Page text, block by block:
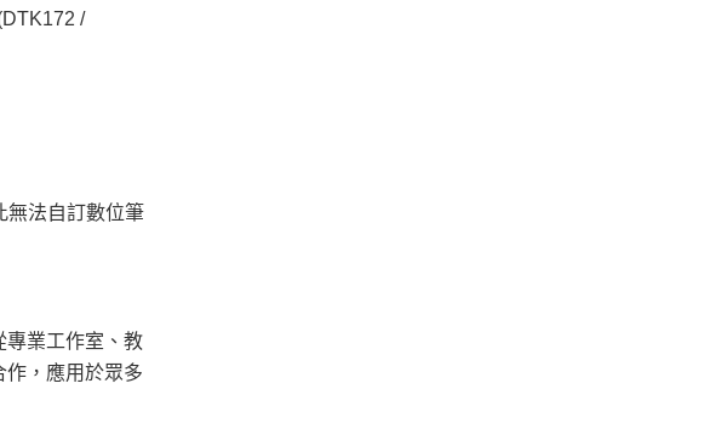
/
無法自訂數位筆
專業工作室、教
作，應用於眾多